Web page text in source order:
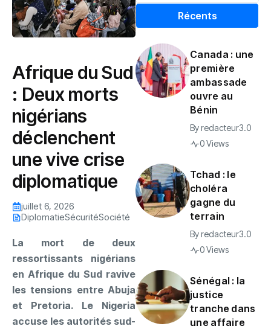
Afrique du Sud
: Deux morts
nigérians
déclenchent
une vive crise
diplomatique
juillet 6, 2026
DiplomatieSécuritéSociété
La mort de deux
ressortissants nigérians
en Afrique du Sud ravive
les tensions entre Abuja
et Pretoria. Le Nigeria
accuse les autorités sud-
Récents
Canada : une
première
ambassade
ouvre au
Bénin
Byredacteur3.0
0 Views
Tchad : le
choléra
gagne du
terrain
Byredacteur3.0
0 Views
Sénégal : la
justice
tranche dans
une affaire